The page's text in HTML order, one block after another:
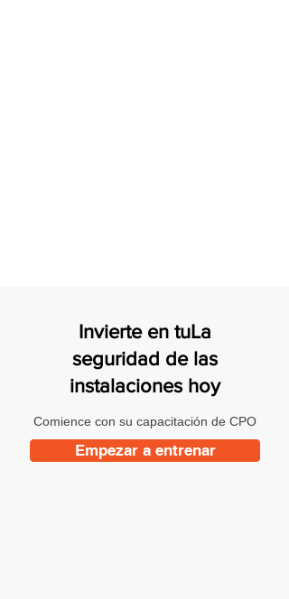
Invierte en tuLa
seguridad de las
instalaciones hoy
Comience con su capacitación de CPO
Empezar a entrenar